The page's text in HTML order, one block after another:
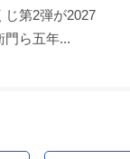
じ第2弾が2027
門ら五年...